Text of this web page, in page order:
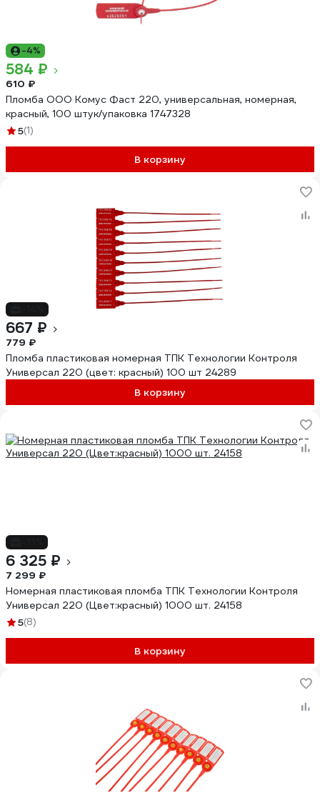
-4%
584 ₽
610 ₽
Пломба ООО Комус Фаст 220, универсальная, номерная,
красный, 100 штук/упаковка 1747328
5(1)
В корзину
667 ₽
779 ₽
Пломба пластиковая номерная ТПК Технологии Контроля
Универсал 220 (цвет: красный) 100 шт 24289
В корзину
6 325 ₽
7 299 ₽
Номерная пластиковая пломба ТПК Технологии Контроля
Универсал 220 (Цвет:красный) 1000 шт. 24158
5(8)
В корзину